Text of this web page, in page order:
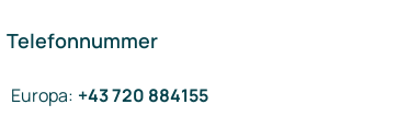
Telefonnummer
Europa: +43 720 884155